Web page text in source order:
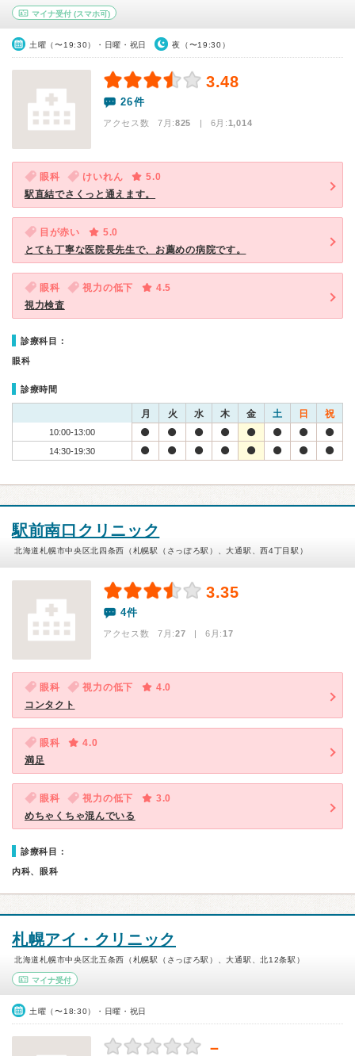
マイナ受付 (スマホ可)
土曜（〜19:30）・日曜・祝日 夜（〜19:30）
3.48
26件
アクセス数 7月:825 | 6月:1,014
眼科 けいれん
5.0
駅直結でさくっと通えます。
目が赤い
5.0
とても丁寧な医院長先生で、お薦めの病院です。
眼科 視力の低下
4.5
視力検査
診療科目：
眼科
診療時間
月 火 水 木 金 土 日 祝
10:00-13:00
14:30-19:30
駅前南口クリニック
北海道札幌市中央区北四条西（札幌駅（さっぽろ駅）、大通駅、西4丁目駅）
3.35
4件
アクセス数 7月:27 | 6月:17
眼科 視力の低下
4.0
コンタクト
眼科
4.0
満足
眼科 視力の低下
3.0
めちゃくちゃ混んでいる
診療科目：
内科、眼科
札幌アイ・クリニック
北海道札幌市中央区北五条西（札幌駅（さっぽろ駅）、大通駅、北12条駅）
マイナ受付
土曜（〜18:30）・日曜・祝日
－